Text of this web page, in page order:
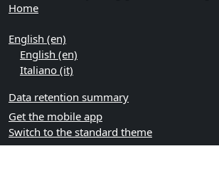
Home
English ‎(en)‎
English ‎(en)‎
Italiano ‎(it)‎
Data retention summary
Get the mobile app
Switch to the standard theme